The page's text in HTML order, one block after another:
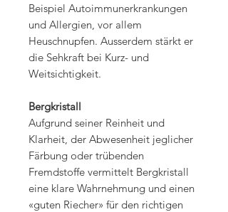
Beispiel Autoimmunerkrankungen
und Allergien, vor allem
Heuschnupfen. Ausserdem stärkt er
die Sehkraft bei Kurz- und
Weitsichtigkeit.
Bergkristall
Aufgrund seiner Reinheit und
Klarheit, der Abwesenheit jeglicher
Färbung oder trübenden
Fremdstoffe vermittelt Bergkristall
eine klare Wahrnehmung und einen
«guten Riecher» für den richtigen